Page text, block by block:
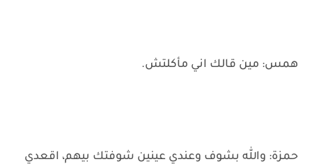
همس: مين قالك اني مأكلتش.
حمزة: والله بشوف وعندي عينين شوفتك بيهم، اقعدي